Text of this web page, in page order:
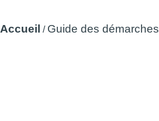
Accueil / Guide des démarches